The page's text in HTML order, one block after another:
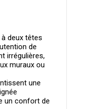
à deux têtes
de
irrégulières,
muraux ou
une
un confort de